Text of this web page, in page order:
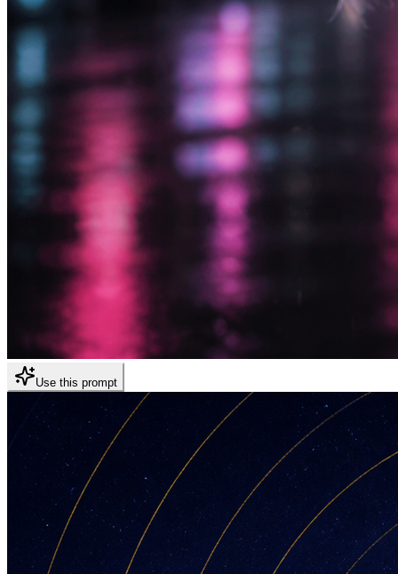
Use this prompt